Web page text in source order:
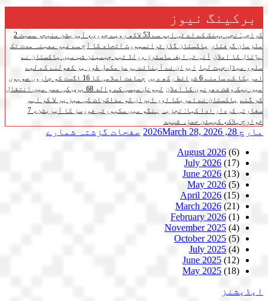
برکینگ نیوز
کراچی: نجی بینک کے اے ٹی ایم سے 53 لاکھ روپے چوری، آپریشن منیجر سمیت 2
ملزمان گرفتار
پاکستان گڈز ٹرانسپورٹ اتحاد کا آج سے غیر معینہ مدت تک
ہڑتال کا اعلان آئی ٹی ایف ماسٹرز ورلڈ ٹیم چیمپئن شپ میں پاکستان نے
سلور میڈل جیت لیا
ایران نے آبنائے ہرمز مکمل طور پر کھولنے کے لیے
امریکا کے سامنے 6 شرائط رکھ دیں
جماعت اسلامی کا 16 اگست کو چاروں صوبوں
میں بیک وقت دھرنوں کا اعلان
لیونل میسی کے والد 68 برس کی عمر میں انتقال
کر گئے پاکستان نے امریکا اور ایران کو مذاکرات کی میز پر لا کر اہم
سفارتی کردار ادا کیا: تجزیہ
ہنگو میں سکیورٹی فورسز کا آپریشن، 7
خوارج ہلاک، کیپٹن حمزہ شہید
مارچ 28, 2026 March 28, 2026 صفحات گزشتہ شمارے
August 2026 (6)
July 2026 (17)
June 2026 (13)
May 2026 (5)
April 2026 (15)
March 2026 (21)
February 2026 (1)
November 2025 (4)
October 2025 (5)
July 2025 (4)
June 2025 (12)
May 2025 (18)
ایڈیشنز